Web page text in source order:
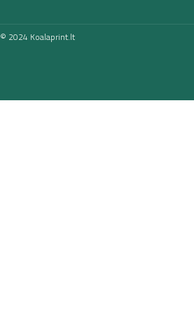
© 2024 Koalaprint.lt